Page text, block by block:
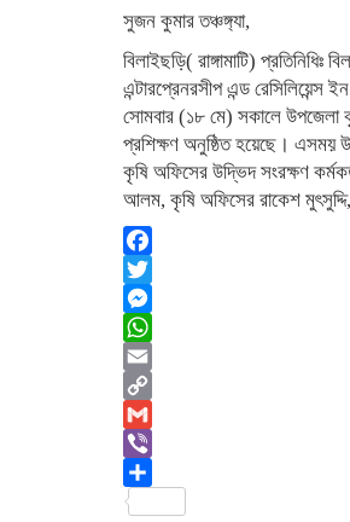
সুজন কুমার তঞ্চঙ্গ্যা,
বিলাইছড়ি( রাঙ্গামাটি)
এন্টারপ্রেনরসীপ এন্ড
সোমবার (১৮ মে) সকালে
প্রশিক্ষণ অনুষ্ঠিত হয়েছে। এসময়
কৃষি অফিসের উদ্ভিদ সংরক্ষণ
আলম, কৃষি অফিসের রাকেশ
Facebook
Twitter
Messenger
WhatsApp
Email
Copy
Link
Gmail
Viber